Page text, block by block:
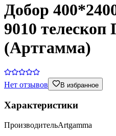
Добор
9010
(Артгамма)
Нет отзывов В избранное
Характеристики
ПроизводительArtgamma